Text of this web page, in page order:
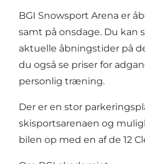
BGI Snowsport Arena er
samt på onsdage. Du kan
aktuelle åbningstider på
du også se priser for
personlig træning.
Der er en stor
skisportsarenaen og
bilen op med en af de 12